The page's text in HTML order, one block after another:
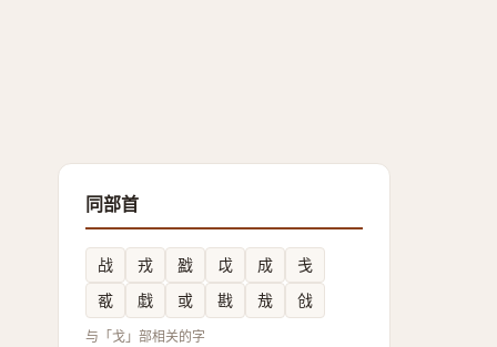
同部首
战 戎 戤 戉 成
戋
㦴
戱 或 戡 㦲 戗
与「戈」部相关的字